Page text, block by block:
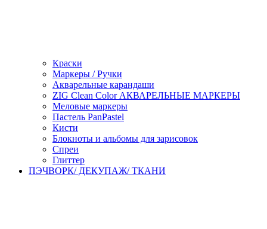
Краски
Маркеры / Ручки
Акварельные карандаши
ZIG Clean Color АКВАРЕЛЬНЫЕ МАРКЕРЫ
Меловые маркеры
Пастель PanPastel
Кисти
Блокноты и альбомы для зарисовок
Спреи
Глиттер
ПЭЧВОРК/ ДЕКУПАЖ/ ТКАНИ